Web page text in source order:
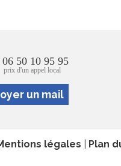
06 50 10 95 95
prix d'un appel local
un mail
légales Plan